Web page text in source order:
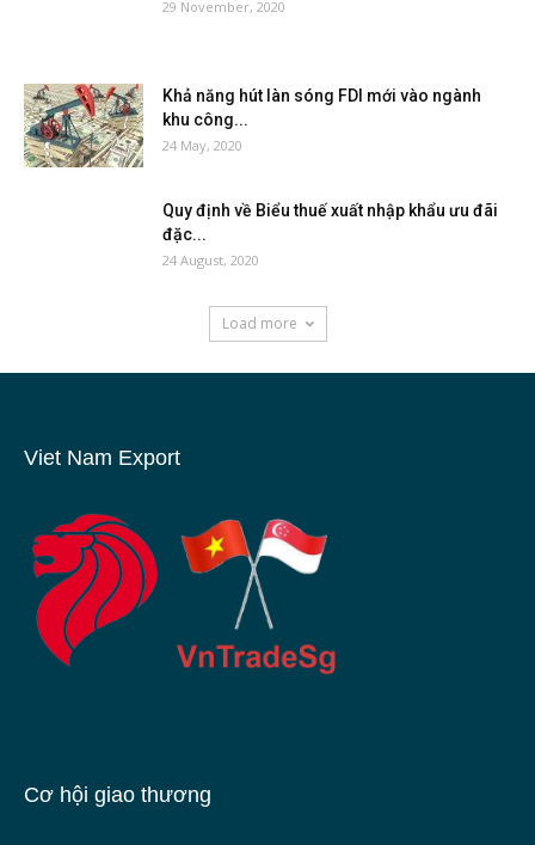
29 November, 2020
Khả năng hút làn sóng FDI mới vào ngành
khu công...
24 May, 2020
Quy định về Biểu thuế xuất nhập khẩu ưu đãi
đặc...
24 August, 2020
Load more
Viet Nam Export
Cơ hội giao thương